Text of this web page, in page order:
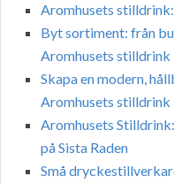
Aromhusets
Byt sortiment: från
Aromhusets stilldrink
Skapa en modern,
Aromhusets stilldrink
Aromhusets
på Sista Raden
Små